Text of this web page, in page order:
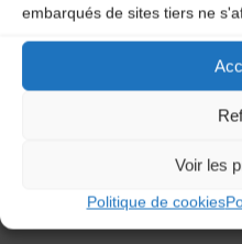
embarqués de sites tiers ne
Voir les
Politique de cookies
Ce site utilise Akismet pour
savoir plus sur la façon
commentaires sont traitées.